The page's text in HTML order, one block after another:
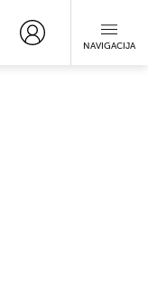
NAVIGACIJA